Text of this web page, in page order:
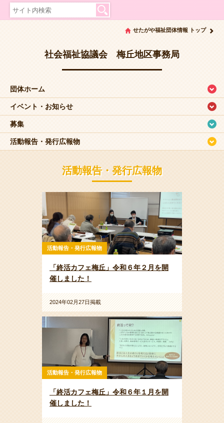
せたがや福祉団体情報 トップ
社会福祉協議会 梅丘地区事務局
団体ホーム
イベント・お知らせ
募集
活動報告・発行広報物
活動報告・発行広報物
活動報告・発行広報物
「終活カフェ梅丘」令和６年２月を開
催しました！
2024年02月27日掲載
活動報告・発行広報物
「終活カフェ梅丘」令和６年１月を開
催しました！